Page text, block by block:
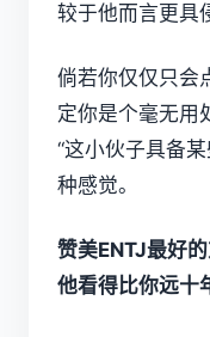
较于他而言更具
倘若你仅仅只会
定你是个毫无用
“这小伙子具备
种感觉。
赞美ENTJ最好
他看得比你远十